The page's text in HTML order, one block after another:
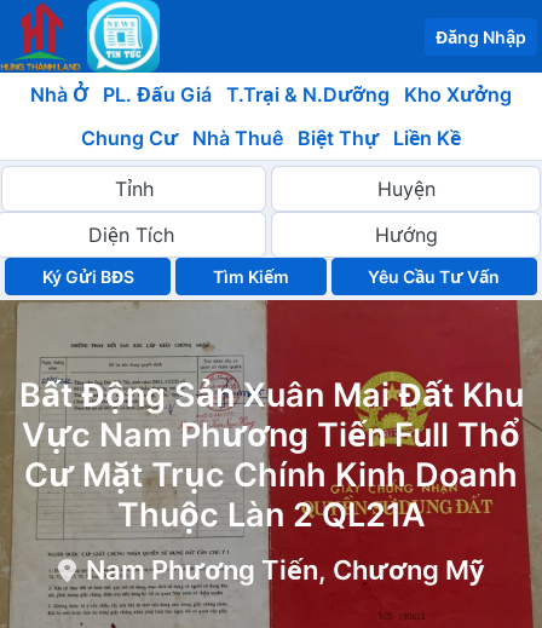
Đăng Nhập
Nhà Ở PL. Đấu Giá T.Trại & N.Dưỡng
Kho Xưởng
Chung Cư
Nhà Thuê Biệt Thự Liền Kề
Ký Gửi BĐS Yêu Cầu Tư Vấn
Bất Động Sản Xuân Mai Đất Khu
Vực Nam Phương Tiến Full Thổ
Cư Mặt Trục Chính Kinh Doanh
Thuộc Làn 2 QL21A
Nam Phương Tiến, Chương Mỹ